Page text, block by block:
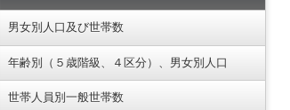
男女別人口及び世帯数
年齢別（５歳階級、４区分）、男女別人口
世帯人員別一般世帯数